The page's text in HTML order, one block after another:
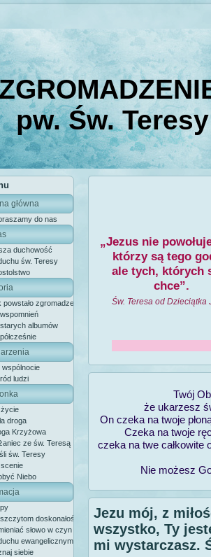
pw. Św.
główna
do nas
duchowość
św. Teresy
powstało zgromadzenie
albumów
wspólnocie
ludzi
droga
Krzyżowa
ze św. Teresą
św. Teresy
Niebo
doskonałości
słowo w czyn
ewangelicznym
siebie
„Jezus nie
którzy są tego
ale tych, których
chce”.
Św. Teresa od Dzieciątka
Twój
że ukarzesz
On czeka na twoje
Czeka na twoje
czeka na twe całkowite
Nie możesz
Jezu mój, z
wszystko, Ty
mi wystarczasz.